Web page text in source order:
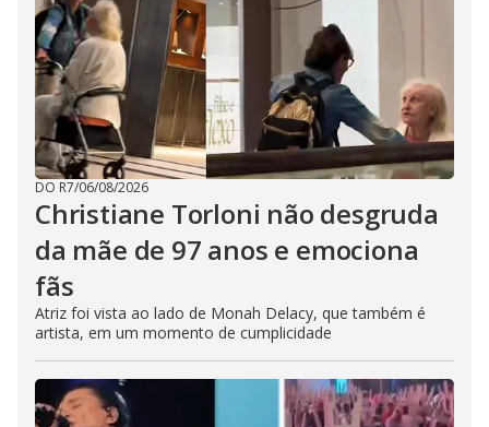
DO R7/06/08/2026
Christiane Torloni não desgruda
da mãe de 97 anos e emociona
fãs
Atriz foi vista ao lado de Monah Delacy, que também é
artista, em um momento de cumplicidade